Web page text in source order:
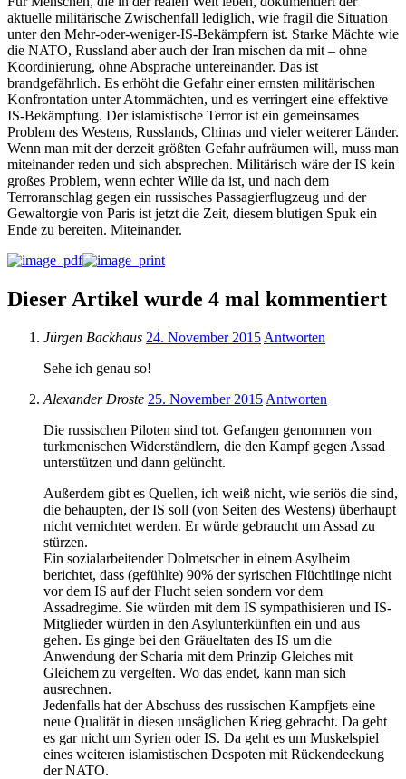
aktuelle militärische Zwischenfall lediglich, wie fragil die Situation
unter den Mehr-oder-weniger-IS-Bekämpfern ist. Starke Mächte wie
die NATO, Russland aber auch der Iran mischen da mit – ohne
Koordinierung, ohne Absprache untereinander. Das ist
brandgefährlich. Es erhöht die Gefahr einer ernsten militärischen
Konfrontation unter Atommächten, und es verringert eine effektive
IS-Bekämpfung. Der islamistische Terror ist ein gemeinsames
Problem des Westens, Russlands, Chinas und vieler weiterer Länder.
Wenn man mit der derzeit größten Gefahr aufräumen will, muss man
miteinander reden und sich absprechen. Militärisch wäre der IS kein
großes Problem, wenn echter Wille da ist, und nach dem
Terroranschlag gegen ein russisches Passagierflugzeug und der
Gewaltorgie von Paris ist jetzt die Zeit, diesem blutigen Spuk ein
Ende zu bereiten. Miteinander.
Dieser Artikel wurde 4 mal kommentiert
Jürgen Backhaus 24. November 2015 Antworten
Sehe ich genau so!
Alexander Droste 25. November 2015 Antworten
Die russischen Piloten sind tot. Gefangen genommen von
turkmenischen Widerständlern, die den Kampf gegen Assad
unterstützen und dann gelüncht.
Außerdem gibt es Quellen, ich weiß nicht, wie seriös die sind,
die behaupten, der IS soll (von Seiten des Westens) überhaupt
nicht vernichtet werden. Er würde gebraucht um Assad zu
stürzen.
Ein sozialarbeitender Dolmetscher in einem Asylheim
berichtet, dass (gefühlte) 90% der syrischen Flüchtlinge nicht
vor dem IS auf der Flucht seien sondern vor dem
Assadregime. Sie würden mit dem IS sympathisieren und IS-
Mitglieder würden in den Asylunterkünften ein und aus
gehen. Es ginge bei den Gräueltaten des IS um die
Anwendung der Scharia mit dem Prinzip Gleiches mit
Gleichem zu vergelten. Wo das endet, kann man sich
ausrechnen.
Jedenfalls hat der Abschuss des russischen Kampfjets eine
neue Qualität in diesen unsäglichen Krieg gebracht. Da geht
es gar nicht um Syrien oder IS. Da geht es um Muskelspiel
eines weiteren islamistischen Despoten mit Rückendeckung
der NATO.